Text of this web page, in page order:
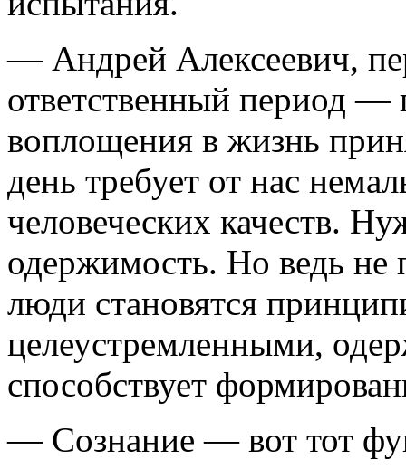
— Андрей Алексеевич,
ответственный период —
воплощения в жизнь
день требует от нас
человеческих качеств.
одержимость. Но ведь не
люди становятся
целеустремленными,
способствует
— Сознание — вот тот